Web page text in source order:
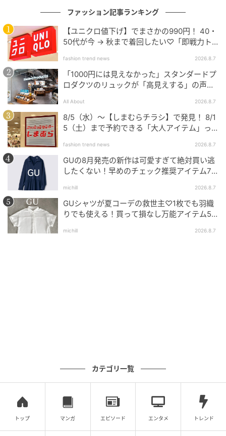
出典：GU（ジーユー）オンラインストア
透かし編みカーディガン
ファッション記事ランキング
【ユニクロ値下げ】でまさかの990円！ 40・
50代が今 → 秋まで着回したい♡「即戦力ト
fashion trend news 2026.8.7
「1000円には見えなかった」スタンダードプ
ロダクツのリュックが「高見えする」の声。
All About 2026.8.7
8/5（水）〜【しまむらチラシ】で発見！ 8/1
5（土）まで予約できる「大人アイテム」っ
fashion trend news 2026.8.7
GUの8月発売の新作は可愛すぎて絶対買い逃
したくない！早めのチェック推奨アイテム7
michill 2026.8.7
GUシャツが夏コーデの救世主♡1枚でも羽織
りでも使える！買って損なし万能アイテム5
michill 2026.8.7
カテゴリ一覧
トップ マンガ エピソード エンタメ トレンド